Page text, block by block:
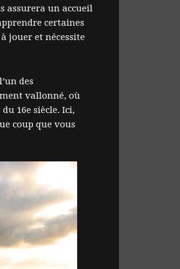
assurera un accueil
certaines
jouer et nécessite
des
vallonné, où
16e siècle. Ici,
coup que vous